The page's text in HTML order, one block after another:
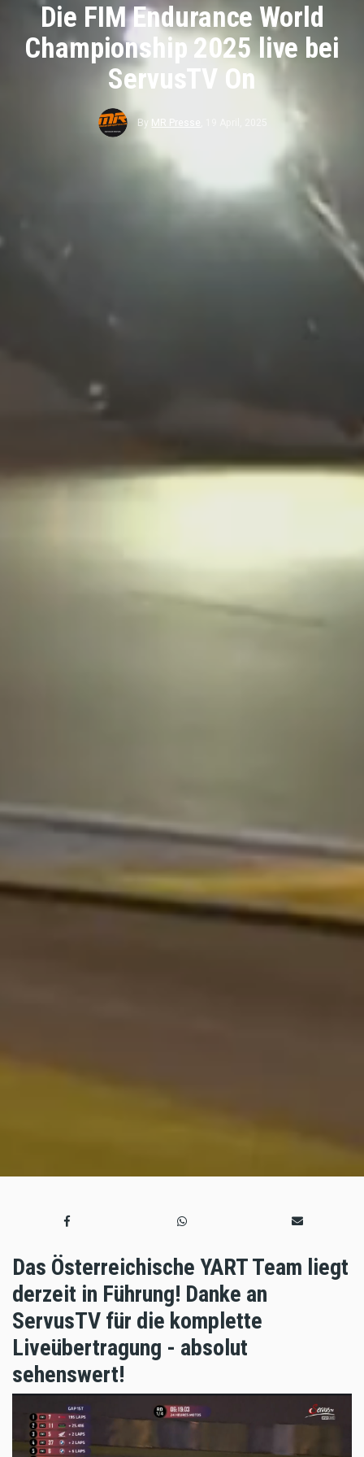
Die FIM Endurance World
Championship 2025 live bei
ServusTV On
By MR Presse
Das Österreichische YART Team liegt
derzeit in Führung! Danke an
ServusTV für die komplette
Liveübertragung - absolut
sehenswert!